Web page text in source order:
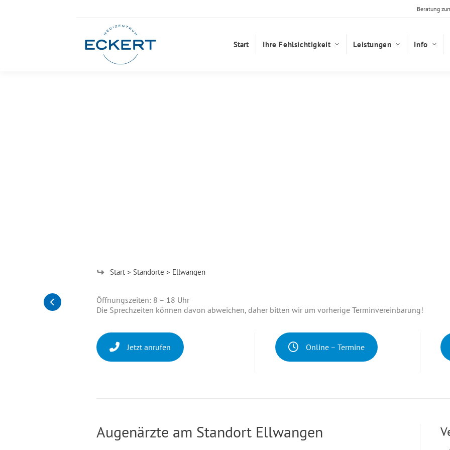
Beratung
Start Ihre Fehlsichtigkeit Leistungen Info
Start Standorte Ellwangen
Öffnungszeiten: 8 – 18 Uhr
Die Sprechzeiten können davon abweichen, daher bitten wir um vorherige Terminvereinbarung!
Jetzt anrufen Online – Termine
Augenärzte am Standort Ellwangen